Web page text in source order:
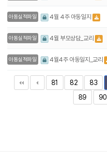
아동실적파일 4월 4주 아동일지
아동실적파일 4월 부모상담_교리
아동실적파일 4월4주 아동일지_교리
81 82 83
89
90